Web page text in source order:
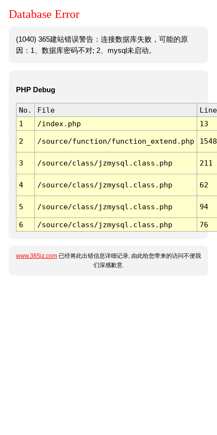
Database Error
(1040) 365建站错误警告：连接数据库失败，可能的原
因：1、数据库密码不对; 2、mysql未启动。
PHP Debug
No. File
Line
1
/index.php 13
2 /source/function/function_extend.php 1548
3 /source/class/jzmysql.class.php 211
4 /source/class/jzmysql.class.php 62
5 /source/class/jzmysql.class.php 94
6 /source/class/jzmysql.class.php 76
www.365jz.com 已经将此出错信息详细记录, 由此给您带来的访问不便我
们深感歉意.